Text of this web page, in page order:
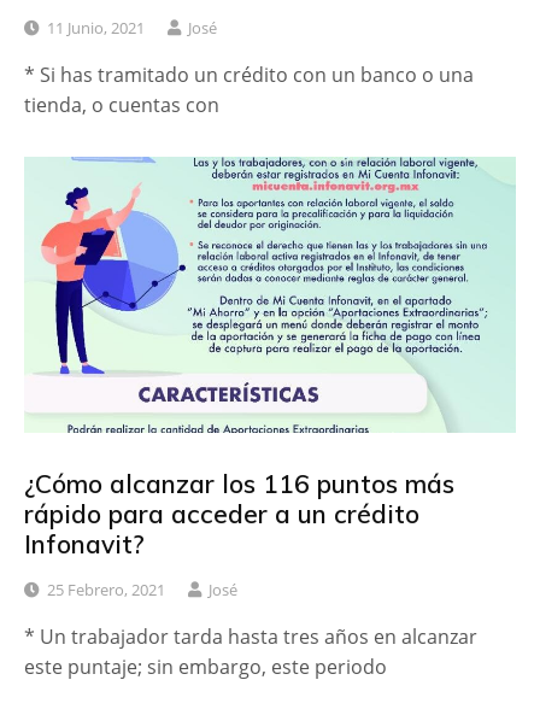
11 Junio, 2021 José
* Si has tramitado un crédito con un banco o una
tienda, o cuentas con
¿Cómo alcanzar los 116 puntos más
rápido para acceder a un crédito
Infonavit?
25 Febrero, 2021 José
* Un trabajador tarda hasta tres años en alcanzar
este puntaje; sin embargo, este periodo